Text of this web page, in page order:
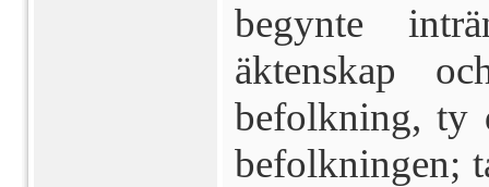
begynte
äktenskap
befolkning, ty
befolkningen;